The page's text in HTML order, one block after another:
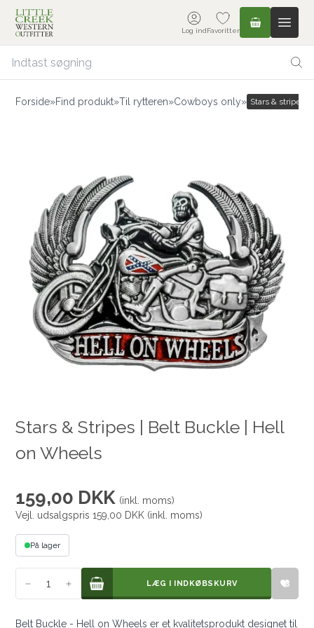
Log indFavoritter
Forside»Find produkt»Til rytteren»Cowboys only» Stars & stripes
Stars & Stripes | Belt Buckle | Hell
on Wheels
159,00 DKK (inkl. moms)
Vejl. udsalgspris 159,00 DKK (inkl. moms)
På lager
LÆG I INDKØBSKURV
LÆG I INDKØBSKURV
Belt Buckle - Hell on Wheels er et kvalitetsprodukt designet til